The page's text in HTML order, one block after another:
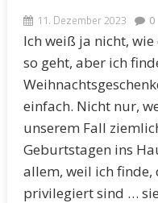
11. Dezember 2023 0
Ich weiß ja nicht,
so geht, aber ich
einfach. Nicht nur,
unserem Fall
Geburtstagen ins
allem, weil ich finde,
privilegiert sind …